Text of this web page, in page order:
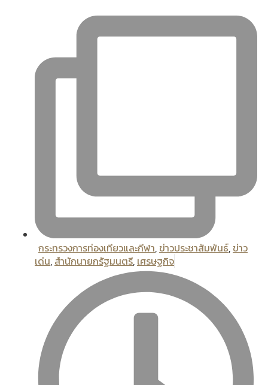
กระทรวงการท่องเทียวและกีฬา, ข่าวประชาสัมพันธ์, ข่าว
เด่น, สํานักนายกรัฐมนตรี, เศรษฐกิจ